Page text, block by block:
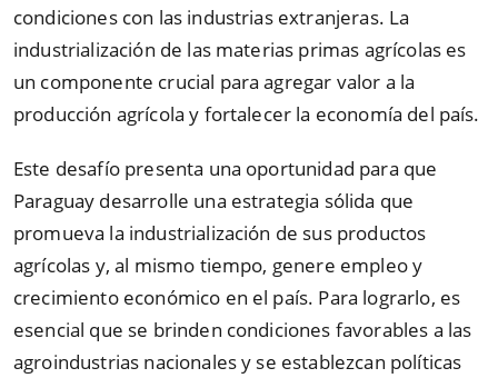
condiciones con las industrias extranjeras. La
industrialización de las materias primas agrícolas es
un componente crucial para agregar valor a la
producción agrícola y fortalecer la economía del país.
Este desafío presenta una oportunidad para que
Paraguay desarrolle una estrategia sólida que
promueva la industrialización de sus productos
agrícolas y, al mismo tiempo, genere empleo y
crecimiento económico en el país. Para lograrlo, es
esencial que se brinden condiciones favorables a las
agroindustrias nacionales y se establezcan políticas